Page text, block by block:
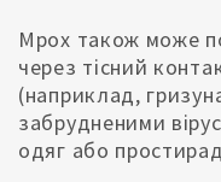
Mpox також може
через тісний
(наприклад,
забрудненими
одяг або